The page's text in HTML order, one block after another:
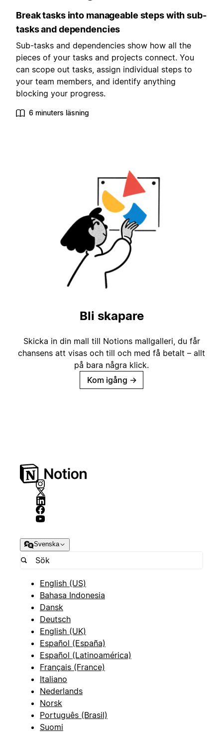
Break tasks into manageable steps with sub-
tasks and dependencies
Sub-tasks and dependencies show how all the
pieces of your tasks and projects connect. You
can scope out tasks, assign individual steps to
your team members, and identify anything
blocking your progress.
6 minuters läsning
Bli skapare
Skicka in din mall till Notions mallgalleri, du får
chansens att visas och till och med få betalt – allt
på bara några klick.
Kom igång →
Svenska
English (US)
Bahasa Indonesia
Dansk
Deutsch
English (UK)
Español (España)
Español (Latinoamérica)
Français (France)
Italiano
Nederlands
Norsk
Português (Brasil)
Suomi